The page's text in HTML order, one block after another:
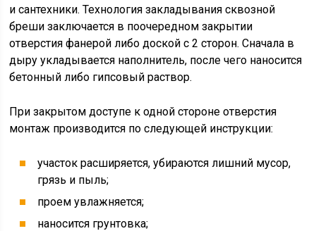
и сантехники. Технология закладывания сквозной
бреши заключается в поочередном закрытии
отверстия фанерой либо доской с 2 сторон. Сначала в
дыру укладывается наполнитель, после чего наносится
бетонный либо гипсовый раствор.
При закрытом доступе к одной стороне отверстия
монтаж производится по следующей инструкции:
участок расширяется, убираются лишний мусор,
грязь и пыль;
проем увлажняется;
наносится грунтовка;